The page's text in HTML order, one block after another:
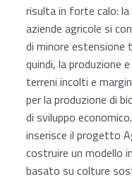
risulta in forte calo: la
aziende agricole si
di minore estensione
quindi, la produzione
terreni incolti e
per la produzione di
di sviluppo
inserisce il progetto
costruire un modello
basato su colture